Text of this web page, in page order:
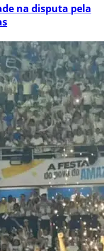
na disputa pela